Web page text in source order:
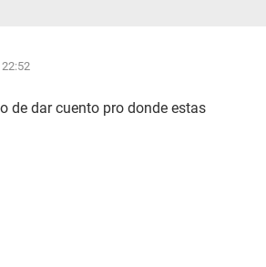
de dar cuento pro donde estas